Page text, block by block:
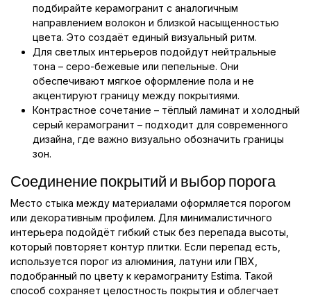
подбирайте керамогранит с аналогичным
направлением волокон и близкой насыщенностью
цвета. Это создаёт единый визуальный ритм.
Для светлых интерьеров подойдут нейтральные
тона – серо-бежевые или пепельные. Они
обеспечивают мягкое оформление пола и не
акцентируют границу между покрытиями.
Контрастное сочетание – тёплый ламинат и холодный
серый керамогранит – подходит для современного
дизайна, где важно визуально обозначить границы
зон.
Соединение покрытий и выбор порога
Место стыка между материалами оформляется порогом
или декоративным профилем. Для минималистичного
интерьера подойдёт гибкий стык без перепада высоты,
который повторяет контур плитки. Если перепад есть,
используется порог из алюминия, латуни или ПВХ,
подобранный по цвету к керамограниту Estima. Такой
способ сохраняет целостность покрытия и облегчает